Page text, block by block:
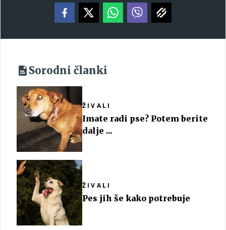
Sorodni članki
ŽIVALI
Imate radi pse? Potem berite
dalje ...
ŽIVALI
Pes jih še kako potrebuje